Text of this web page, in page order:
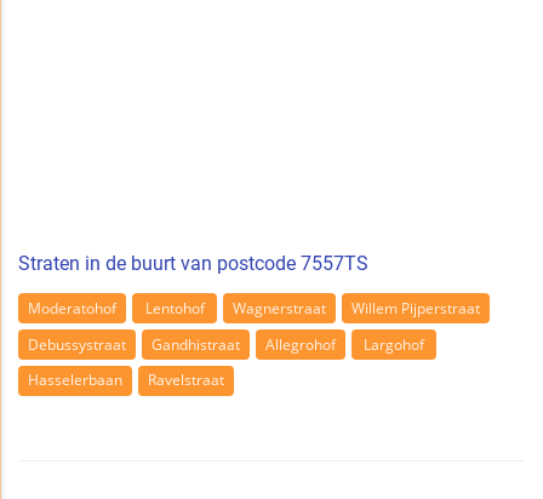
Straten in de buurt van postcode 7557TS
Moderatohof Lentohof Wagnerstraat
Willem Pijperstraat
Debussystraat
Gandhistraat Allegrohof
Largohof
Hasselerbaan
Ravelstraat